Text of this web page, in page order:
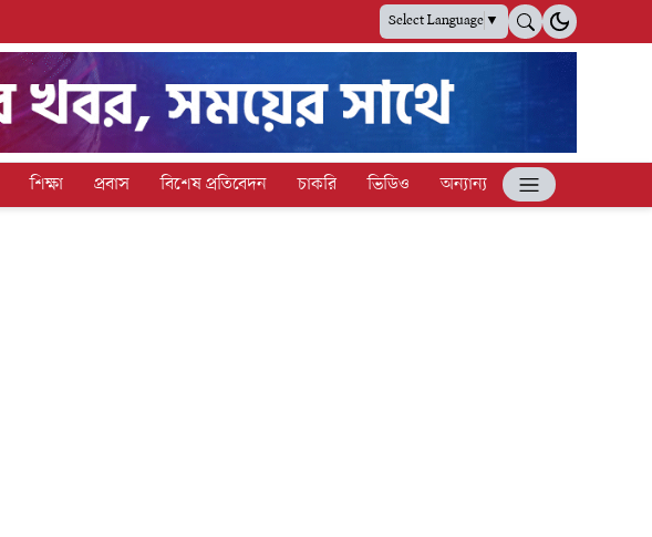
Select Language▼
শিক্ষা প্রবাস বিশেষ প্রতিবেদন চাকরি ভিডিও অন্যান্য